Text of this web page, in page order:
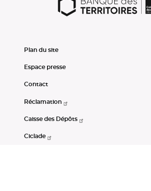
Plan du site
Espace presse
Contact
Réclamation
Caisse des Dépôts
Ciclade